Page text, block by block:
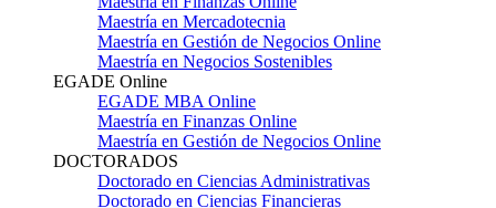
Maestría en Mercadotecnia
Maestría en Gestión de Negocios Online
Maestría en Negocios Sostenibles
EGADE Online
EGADE MBA Online
Maestría en Finanzas Online
Maestría en Gestión de Negocios Online
DOCTORADOS
Doctorado en Ciencias Administrativas
Doctorado en Ciencias Financieras